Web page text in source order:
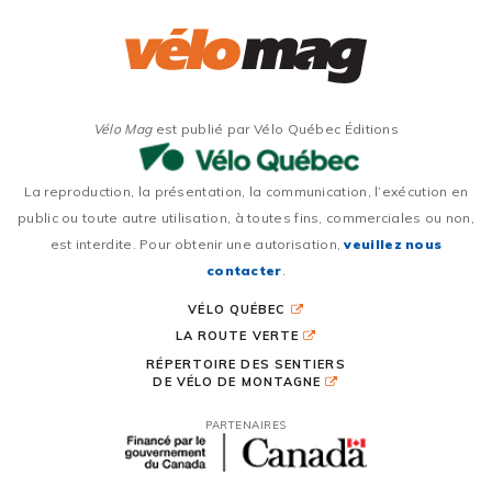
Vélo Magest publié par Vélo Québec Éditions
La reproduction, la présentation, la communication, l’exécution en
public ou toute autre utilisation, à toutes fins, commerciales ou non,
est interdite. Pour obtenir une autorisation,veuillez nous
contacter
VÉLO QUÉBEC
LA ROUTE VERTE
RÉPERTOIRE DES SENTIERS
DE VÉLO DE MONTAGNE
PARTENAIRES